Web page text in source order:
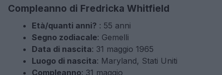
Compleanno di Fredricka Whitfield
Età/quanti anni? : 55 anni
Segno zodiacale: Gemelli
Data di nascita: 31 maggio 1965
Luogo di nascita: Maryland, Stati Uniti
Compleanno: 31 maggio